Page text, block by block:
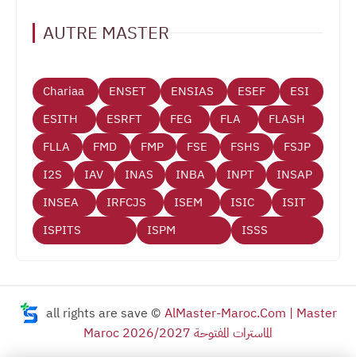
AUTRE MASTER
Chariaa ENSET ENSIAS ESEF
ESI
ESITH
ESRFT FEG FLA
FLASH
FLLA
FMD FMP FSE FSHS
FSJP
I2S
IAV INAS INBA INPT
INSAP
INSEA
IRFCJS ISEM ISIC
ISIT
ISPITS
ISPM ISSS
all rights are save © AlMaster-Maroc.Com | Master
Maroc 2026/2027 الماسترات المفتوحة